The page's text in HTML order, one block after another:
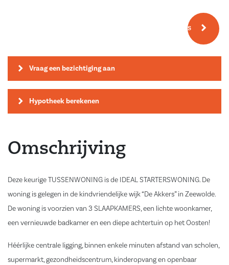
Meer fotos
Vraag een bezichtiging aan
Hypotheek berekenen
Omschrijving
Deze keurige TUSSENWONING is de IDEAL STARTERSWONING. De
woning is gelegen in de kindvriendelijke wijk “De Akkers” in Zeewolde.
De woning is voorzien van 3 SLAAPKAMERS, een lichte woonkamer,
een vernieuwde badkamer en een diepe achtertuin op het Oosten!
Héérlijke centrale ligging, binnen enkele minuten afstand van scholen,
supermarkt, gezondheidscentrum, kinderopvang en openbaar